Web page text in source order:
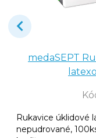
medaSEPT
Rukavice úklidové
nepudrované,